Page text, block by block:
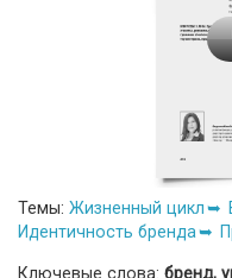
Темы: Жизненный цикл
Идентичность бренда
Ключевые слова: бренд,